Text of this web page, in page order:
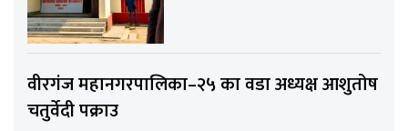
वीरगंज महानगरपालिका–२५ का वडा अध्यक्ष आशुतोष
चतुर्वेदी पक्राउ